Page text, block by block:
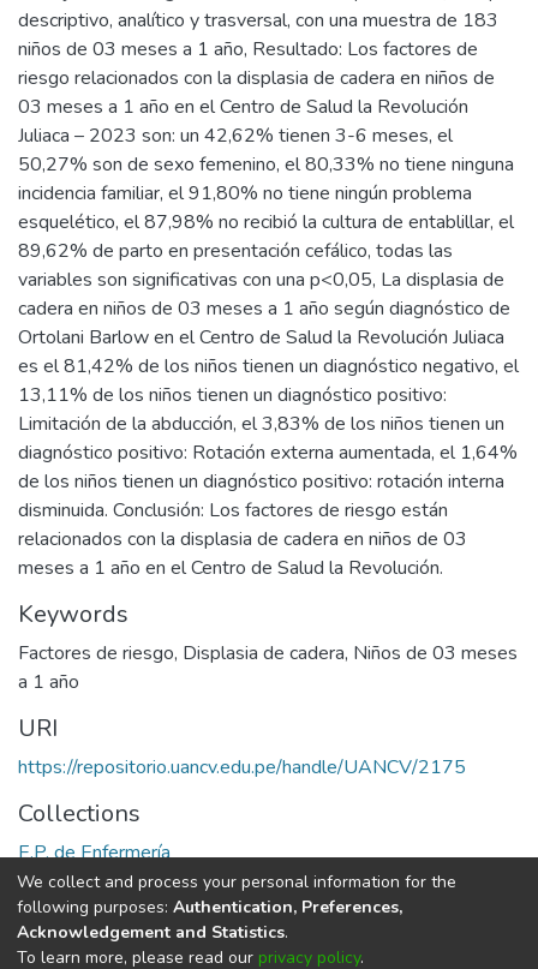
descriptivo, analítico y trasversal, con una muestra de 183
niños de 03 meses a 1 año, Resultado: Los factores de
riesgo relacionados con la displasia de cadera en niños de
03 meses a 1 año en el Centro de Salud la Revolución
Juliaca – 2023 son: un 42,62% tienen 3-6 meses, el
50,27% son de sexo femenino, el 80,33% no tiene ninguna
incidencia familiar, el 91,80% no tiene ningún problema
esquelético, el 87,98% no recibió la cultura de entablillar, el
89,62% de parto en presentación cefálico, todas las
variables son significativas con una p<0,05, La displasia de
cadera en niños de 03 meses a 1 año según diagnóstico de
Ortolani Barlow en el Centro de Salud la Revolución Juliaca
es el 81,42% de los niños tienen un diagnóstico negativo, el
13,11% de los niños tienen un diagnóstico positivo:
Limitación de la abducción, el 3,83% de los niños tienen un
diagnóstico positivo: Rotación externa aumentada, el 1,64%
de los niños tienen un diagnóstico positivo: rotación interna
disminuida. Conclusión: Los factores de riesgo están
relacionados con la displasia de cadera en niños de 03
meses a 1 año en el Centro de Salud la Revolución.
Keywords
Factores de riesgo, Displasia de cadera, Niños de 03 meses
a 1 año
URI
https://repositorio.uancv.edu.pe/handle/UANCV/2175
Collections
E.P. de Enfermería
Full item page
We collect and process your personal information for the
following purposes: Authentication, Preferences,
Acknowledgement and Statistics.
To learn more, please read our privacy policy.